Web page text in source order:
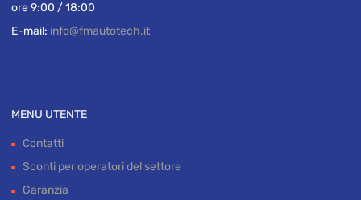
ore 9:00 / 18:00
E-mail: info@fmautotech.it
MENU UTENTE
Contatti
Sconti per operatori del settore
Garanzia